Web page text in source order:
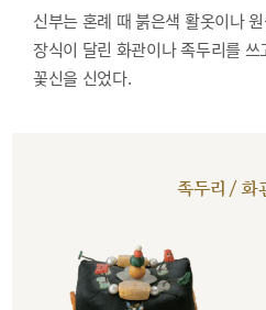
신부는 혼례 때 붉은색 활옷이나
장식이 달린 화관이나 족두리를
꽃신을 신었다.
족두리 / 화